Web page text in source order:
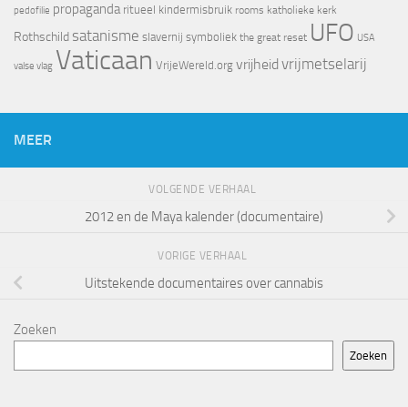
pedofilie propaganda ritueel kindermisbruik rooms katholieke kerk
Rothschild satanisme slavernij symboliek the great reset UFO USA
valse vlag Vaticaan VrijeWereld.org vrijheid vrijmetselarij
MEER
VOLGENDE VERHAAL
2012 en de Maya kalender (documentaire)
VORIGE VERHAAL
Uitstekende documentaires over cannabis
Zoeken
Zoeken